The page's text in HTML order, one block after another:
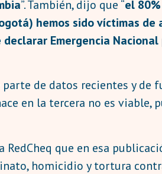
”. También, dijo que “el
hemos sido víctimas
declarar Emergencia
de datos recientes y
en la tercera no es viable,
que en esa
homicidio y tortura